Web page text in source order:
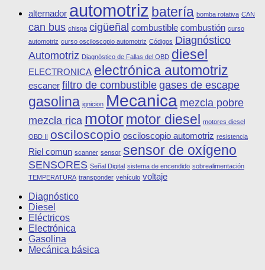
alternador automotriz batería bomba rotativa CAN
can bus chispa cigüeñal combustible combustión curso
automotriz curso osciloscopio automotriz Códigos Diagnóstico
Automotriz Diagnóstico de Fallas del OBD diesel
ELECTRONICA electrónica automotriz
escaner filtro de combustiblegases de escape
gasolina ignicion Mecanica mezcla pobre
mezcla rica motormotor diesel motores diesel
OBD II osciloscopio osciloscopio automotriz resistencia
Riel comun scanner sensor sensor de oxígeno
SENSORES Señal Digital sistema de encendido sobrealimentación
TEMPERATURA transponder vehículo voltaje
Diagnóstico
Diesel
Eléctricos
Electrónica
Gasolina
Mecánica básica